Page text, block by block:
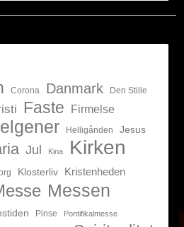
Corona Danmark
Den Stille
Faste Firmelse
Helligånden
Jesus
Jul Kina Kirken
Klosterliv Kristenheden
Messen
Pinse Pontifikalmesse